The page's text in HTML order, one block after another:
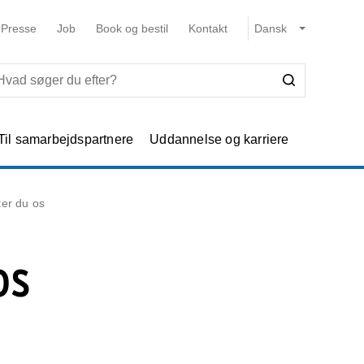
Presse Job Book og bestil Kontakt
samarbejdspartnere Uddannelse og karriere
du os